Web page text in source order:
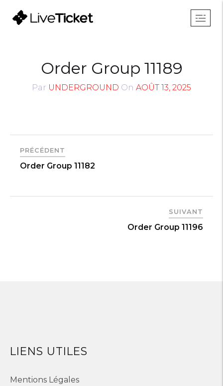
Order Group 11189
Par UNDERGROUND On AOÛT 13, 2025
PRÉCÉDENT
Order Group 11182
SUIVANT
Order Group 11196
LIENS UTILES
Mentions Légales